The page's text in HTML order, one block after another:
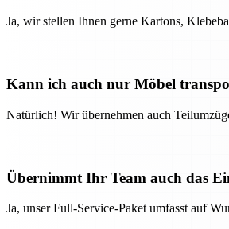
Ja, wir stellen Ihnen gerne Kartons,
Kann ich auch nur Möbel
Natürlich! Wir übernehmen auch
Übernimmt Ihr Team auch das
Ja, unser Full-Service-Paket umfasst auf